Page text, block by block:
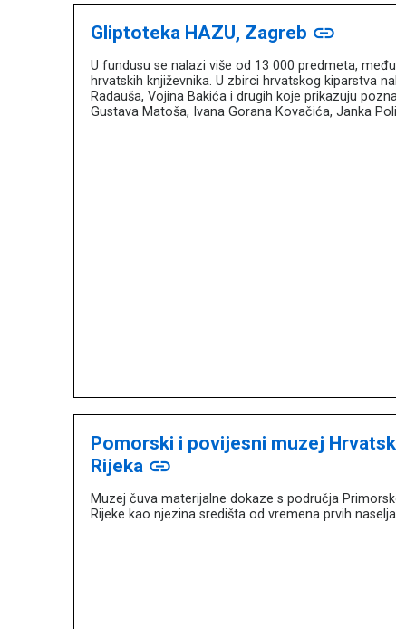
Gliptoteka HAZU, Zagreb link
U fundusu se nalazi više od 13 000 predmeta,
hrvatskih književnika. U zbirci hrvatskog kiparstva
Radauša, Vojina Bakića i drugih koje prikazuju
Gustava Matoša, Ivana Gorana Kovačića, Janka
Pomorski i povijesni muzej
Rijeka link
Muzej čuva materijalne dokaze s područja
Rijeke kao njezina središta od vremena prvih